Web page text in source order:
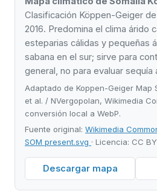
Clasificación Köppen-Geiger
2016. Predomina el clima árido
esteparias cálidas y pequeñas
sabana en el sur; sirve para
general, no para evaluar sequía
Adaptado de Koppen-Geiger Map
et al. / NVergopolan, Wikimedia
conversión local a WebP.
Fuente original: Wikimedia
SOM present.svg · Licencia: CC
Descargar mapa